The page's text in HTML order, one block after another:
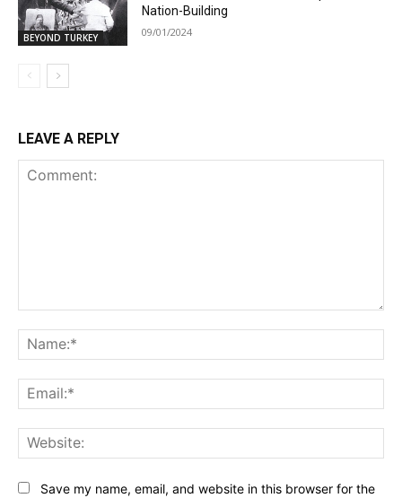
BEYOND TURKEY
Nation-Building
09/01/2024
LEAVE A REPLY
Save my name, email, and website in this browser for the